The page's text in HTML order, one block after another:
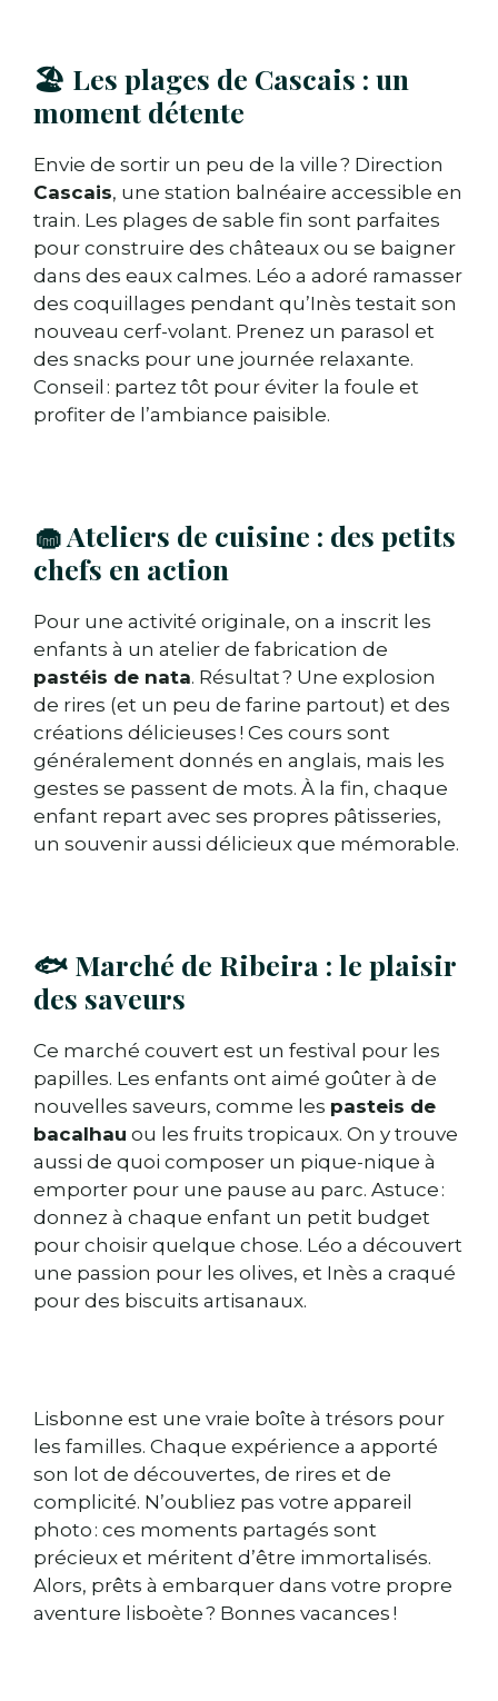
🏖️ Les plages de Cascais : un
moment détente
Envie de sortir un peu de la ville ? Direction
Cascais, une station balnéaire accessible en
train. Les plages de sable fin sont parfaites
pour construire des châteaux ou se baigner
dans des eaux calmes. Léo a adoré ramasser
des coquillages pendant qu’Inès testait son
nouveau cerf-volant. Prenez un parasol et
des snacks pour une journée relaxante.
Conseil : partez tôt pour éviter la foule et
profiter de l’ambiance paisible.
🧁 Ateliers de cuisine : des petits
chefs en action
Pour une activité originale, on a inscrit les
enfants à un atelier de fabrication de
pastéis de nata. Résultat ? Une explosion
de rires (et un peu de farine partout) et des
créations délicieuses ! Ces cours sont
généralement donnés en anglais, mais les
gestes se passent de mots. À la fin, chaque
enfant repart avec ses propres pâtisseries,
un souvenir aussi délicieux que mémorable.
🐟 Marché de Ribeira : le plaisir
des saveurs
Ce marché couvert est un festival pour les
papilles. Les enfants ont aimé goûter à de
nouvelles saveurs, comme les pasteis de
bacalhau ou les fruits tropicaux. On y trouve
aussi de quoi composer un pique-nique à
emporter pour une pause au parc. Astuce :
donnez à chaque enfant un petit budget
pour choisir quelque chose. Léo a découvert
une passion pour les olives, et Inès a craqué
pour des biscuits artisanaux.
Lisbonne est une vraie boîte à trésors pour
les familles. Chaque expérience a apporté
son lot de découvertes, de rires et de
complicité. N’oubliez pas votre appareil
photo : ces moments partagés sont
précieux et méritent d’être immortalisés.
Alors, prêts à embarquer dans votre propre
aventure lisboète ? Bonnes vacances !